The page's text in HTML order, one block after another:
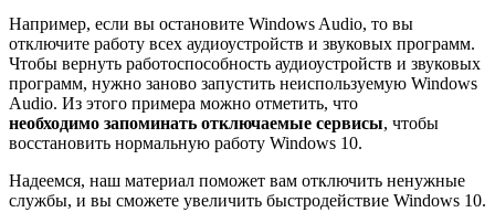
Например, если вы остановите Windows Audio, то вы
отключите работу всех аудиоустройств и звуковых программ.
Чтобы вернуть работоспособность аудиоустройств и звуковых
программ, нужно заново запустить неиспользуемую Windows
Audio. Из этого примера можно отметить, что
необходимо запоминать отключаемые сервисы, чтобы
восстановить нормальную работу Windows 10.
Надеемся, наш материал поможет вам отключить ненужные
службы, и вы сможете увеличить быстродействие Windows 10.